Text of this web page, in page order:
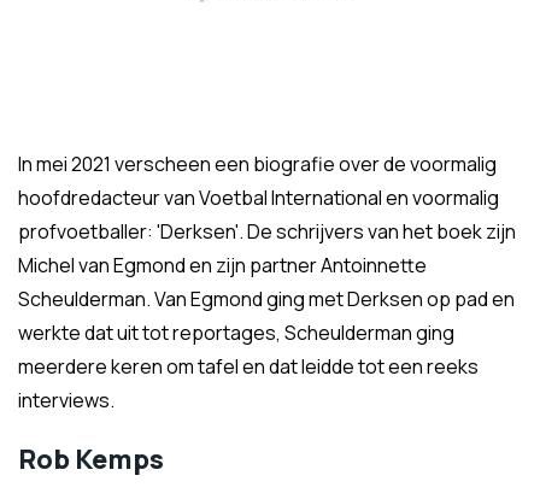
In mei 2021 verscheen een biografie over de voormalig
hoofdredacteur van Voetbal International en voormalig
profvoetballer: 'Derksen'. De schrijvers van het boek zijn
Michel van Egmond en zijn partner Antoinnette
Scheulderman. Van Egmond ging met Derksen op pad en
werkte dat uit tot reportages, Scheulderman ging
meerdere keren om tafel en dat leidde tot een reeks
interviews.
Rob Kemps